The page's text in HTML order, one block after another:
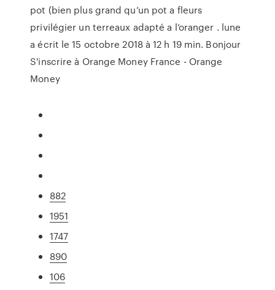
pot (bien plus grand qu’un pot a fleurs
privilégier un terreaux adapté a l’oranger . lune
a écrit le 15 octobre 2018 à 12 h 19 min. Bonjour
S'inscrire à Orange Money France - Orange
Money
882
1951
1747
890
106